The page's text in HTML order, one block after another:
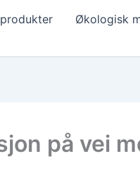
Økologisk
på vei